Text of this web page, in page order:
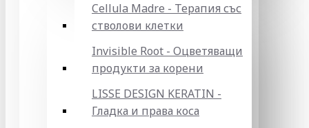
Cellula Madre - Терапия със
стволови клетки
Invisible Root - Оцветяващи
продукти за корени
LISSE DESIGN KERATIN -
Гладка и права коса